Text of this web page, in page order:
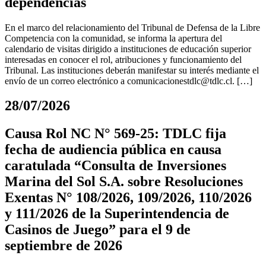
En el marco del relacionamiento del Tribunal de Defensa de la Libre
Competencia con la comunidad, se informa la apertura del
calendario de visitas dirigido a instituciones de educación superior
interesadas en conocer el rol, atribuciones y funcionamiento del
Tribunal. Las instituciones deberán manifestar su interés mediante el
envío de un correo electrónico a comunicacionestdlc@tdlc.cl. […]
28/07/2026
Causa Rol NC N° 569-25: TDLC fija
fecha de audiencia pública en causa
caratulada “Consulta de Inversiones
Marina del Sol S.A. sobre Resoluciones
Exentas N° 108/2026, 109/2026, 110/2026
y 111/2026 de la Superintendencia de
Casinos de Juego” para el 9 de
septiembre de 2026